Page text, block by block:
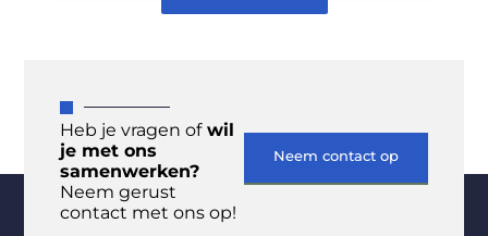
Heb je vragen ofwil
je met ons
samenwerken?
Neem gerust
contact met ons op!
Neem contact op